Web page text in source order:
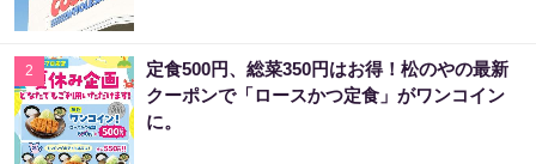
2
定食500円、総菜350円はお得！松のやの最新
クーポンで「ロースかつ定食」がワンコイン
に。